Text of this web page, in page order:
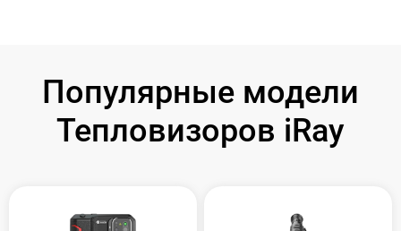
Популярные модели
Тепловизоров iRay